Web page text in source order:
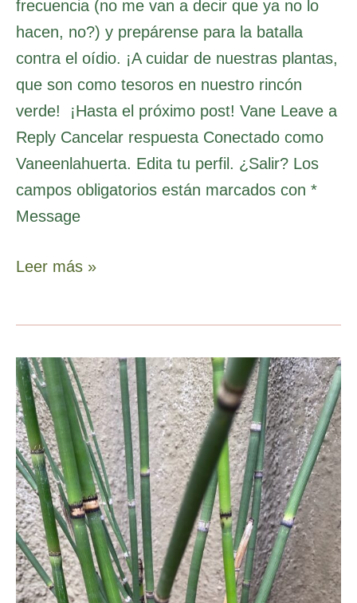
frecuencia (no me van a decir que ya no lo
hacen, no?) y prepárense para la batalla
contra el oídio. ¡A cuidar de nuestras plantas,
que son como tesoros en nuestro rincón
verde! ¡Hasta el próximo post! Vane Leave a
Reply Cancelar respuesta Conectado como
Vaneenlahuerta. Edita tu perfil. ¿Salir? Los
campos obligatorios están marcados con *
Message
Leer más »
Purines
Vegetales:
Secretos
para
una
Huerta
Vibrante